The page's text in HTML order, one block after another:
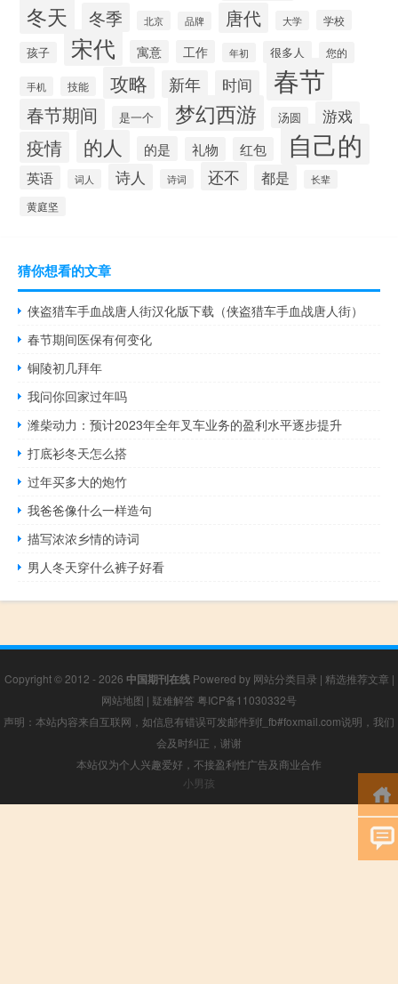
冬天 冬季 北京 品牌 唐代 大学 学校
孩子 宋代 寓意 工作 年初 很多人 您的
手机 技能 攻略 新年 时间 春节
春节期间 是一个 梦幻西游 汤圆 游戏
疫情 的人 的是 礼物 红包 自己的
英语 词人 诗人 诗词 还不 都是 长辈
黄庭坚
猜你想看的文章
侠盗猎车手血战唐人街汉化版下载（侠盗猎车手血战唐人街）
春节期间医保有何变化
铜陵初几拜年
我问你回家过年吗
潍柴动力：预计2023年全年叉车业务的盈利水平逐步提升
打底衫冬天怎么搭
过年买多大的炮竹
我爸爸像什么一样造句
描写浓浓乡情的诗词
男人冬天穿什么裤子好看
Copyright © 2012 - 2026 中国期刊在线Powered by 网站分类目录 | 精选推荐文章 |
网站地图 | 疑难解答 粤ICP备11030332号
声明：本站内容来自互联网，如信息有错误可发邮件到f_fb#foxmail.com说明，我们
会及时纠正，谢谢
本站仅为个人兴趣爱好，不接盈利性广告及商业合作
小男孩